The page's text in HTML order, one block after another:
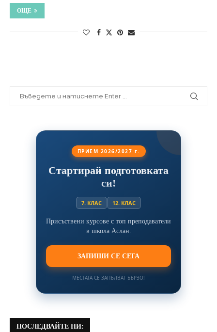
ОЩЕ
ПРИЕМ 2026/2027 г.
Стартирай подготовката
си!
7. КЛАС 12. КЛАС
Присъствени курсове с топ преподаватели
в школа Аслан.
ЗАПИШИ СЕ СЕГА
МЕСТАТА СЕ ЗАПЪЛВАТ БЪРЗО!
ПОСЛЕДВАЙТЕ НИ: